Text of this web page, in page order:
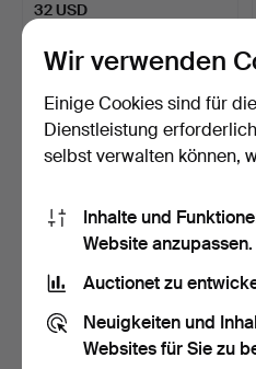
32 USD
OIDENTIFIERAD
SS Jan…
14 Std
5 Gebote
Wir verwenden
Einige Cookies sind für
Dienstleistung
selbst verwalten können,
Inhalte und
Website anzupassen.
Auctionet zu
Neuigkeiten und
Websites für Sie zu